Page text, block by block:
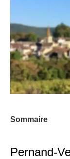
Sommaire
Pernand-